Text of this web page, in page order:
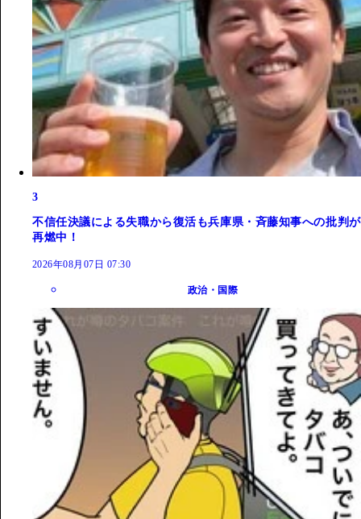
3
不信任決議による失職から復活も兵庫県・斉藤知事への批判が
再燃中！
2026年08月07日 07:30
政治・国際